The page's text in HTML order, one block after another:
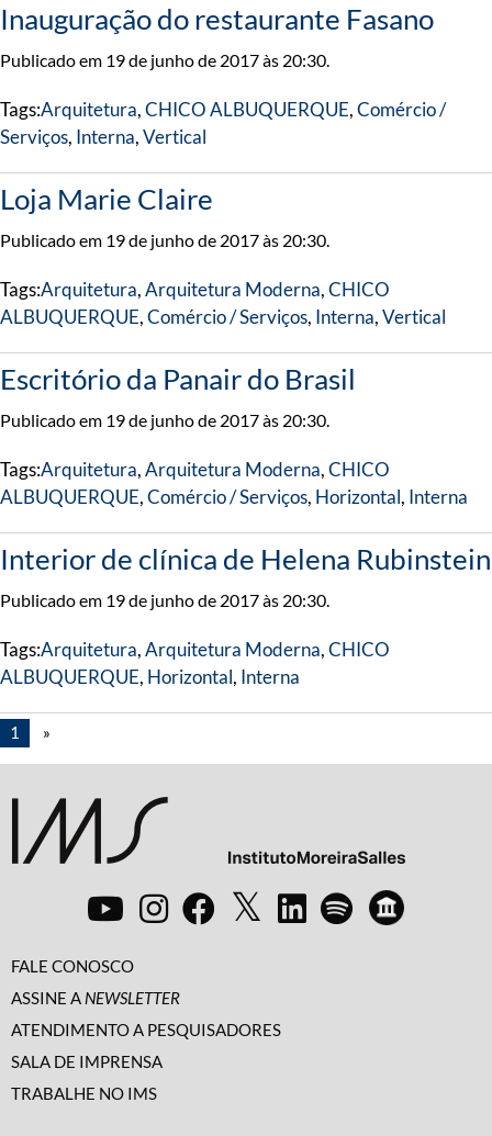
Inauguração do restaurante Fasano
Publicado em 19 de junho de 2017 às 20:30.
Tags:Arquitetura,CHICO ALBUQUERQUE,Comércio /
Serviços, Interna,Vertical
Loja Marie Claire
Publicado em 19 de junho de 2017 às 20:30.
Tags:Arquitetura,Arquitetura Moderna,CHICO
ALBUQUERQUE,Comércio / Serviços, Interna,Vertical
Escritório da Panair do Brasil
Publicado em 19 de junho de 2017 às 20:30.
Tags:Arquitetura,Arquitetura Moderna,CHICO
ALBUQUERQUE,Comércio / Serviços, Horizontal, Interna
Interior de clínica de Helena Rubinstein
Publicado em 19 de junho de 2017 às 20:30.
Tags:Arquitetura,Arquitetura Moderna,CHICO
ALBUQUERQUE, Horizontal, Interna
1 »
FALE CONOSCO
ASSINE A NEWSLETTER
ATENDIMENTO A PESQUISADORES
SALA DE IMPRENSA
TRABALHE NO IMS